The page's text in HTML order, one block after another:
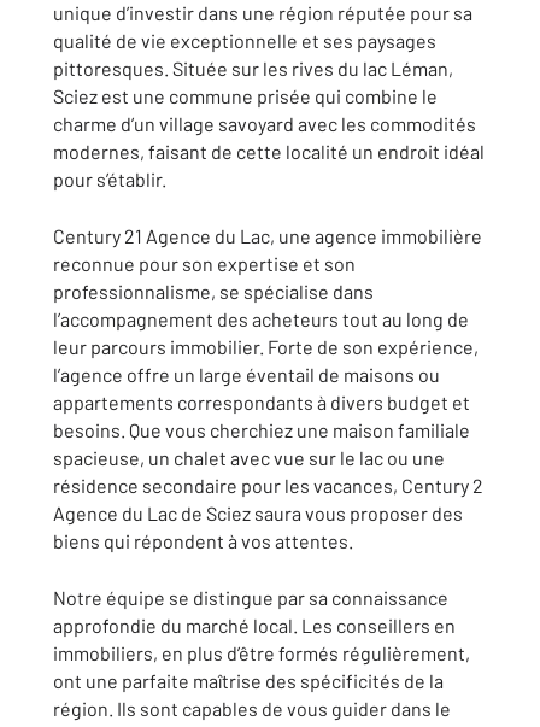
unique d’investir dans une région réputée pour sa
qualité de vie exceptionnelle et ses paysages
pittoresques. Située sur les rives du lac Léman,
Sciez est une commune prisée qui combine le
charme d’un village savoyard avec les commodités
modernes, faisant de cette localité un endroit idéal
pour s’établir.
Century 21 Agence du Lac, une agence immobilière
reconnue pour son expertise et son
professionnalisme, se spécialise dans
l’accompagnement des acheteurs tout au long de
leur parcours immobilier. Forte de son expérience,
l’agence offre un large éventail de maisons ou
appartements correspondants à divers budget et
besoins. Que vous cherchiez une maison familiale
spacieuse, un chalet avec vue sur le lac ou une
résidence secondaire pour les vacances, Century 2
Agence du Lac de Sciez saura vous proposer des
biens qui répondent à vos attentes.
Notre équipe se distingue par sa connaissance
approfondie du marché local. Les conseillers en
immobiliers, en plus d’être formés régulièrement,
ont une parfaite maîtrise des spécificités de la
région. Ils sont capables de vous guider dans le